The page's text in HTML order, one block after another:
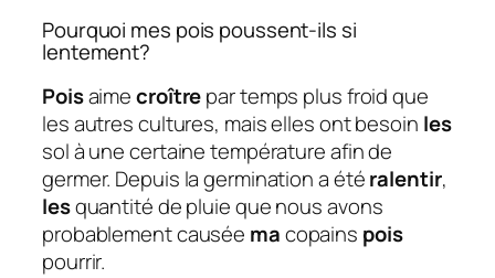
Pourquoi mes pois poussent-ils si
lentement?
Poisaimecroîtrepar temps plus froid que
les autres cultures, mais elles ont besoin les
sol à une certaine température afin de
germer. Depuis la germination a étéralentir,
lesquantité de pluie que nous avons
probablement causée macopains pois
pourrir.